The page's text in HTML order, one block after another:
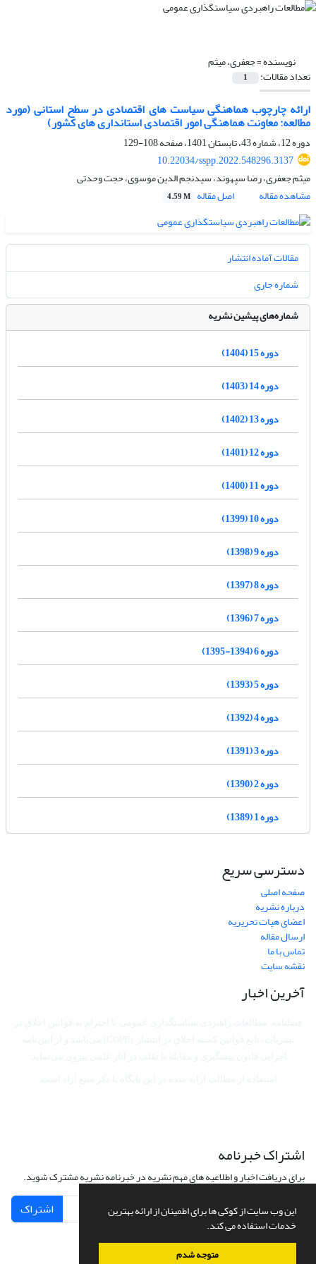
این وب سایت از کوکی ها برای اطمینان از ارائه بهترین
خدمات استفاده می کند.
متوجه شدم
نویسنده =جعفری، میثم
تعداد مقالات: 1
ارائه چارچوب هماهنگی سیاست های اقتصادی در سطح استانی (مورد
مطالعه: معاونت هماهنگی امور اقتصادی استانداری های کشور)
دوره 12، شماره 43، تابستان 1401، صفحه
108-129
10.22034/sspp.2022.548296.3137
میثم جعفری، رضا سپهوند، سیدنجم الدین موسوی، حجت وحدتی
مشاهده مقاله
اصل مقاله 4.59 M
مقالات آماده انتشار
شماره جاری
شماره‌های پیشین نشریه
دوره 15 (1404)
دوره 14 (1403)
دوره 13 (1402)
دوره 12 (1401)
دوره 11 (1400)
دوره 10 (1399)
دوره 9 (1398)
دوره 8 (1397)
دوره 7 (1396)
دوره 6 (1394-1395)
دوره 5 (1393)
دوره 4 (1392)
دوره 3 (1391)
دوره 2 (1390)
دوره 1 (1389)
دسترسی سریع
صفحه اصلی
درباره نشریه
اعضای هیات تحریریه
ارسال مقاله
تماس با ما
نقشه سایت
آخرین اخبار
اشتراک خبرنامه
برای دریافت اخبار و اطلاعیه های مهم نشریه در خبرنامه نشریه مشترک شوید.
اشتراک